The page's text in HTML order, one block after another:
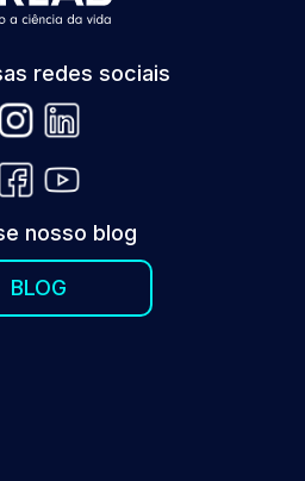
redes sociais
nosso blog
BLOG